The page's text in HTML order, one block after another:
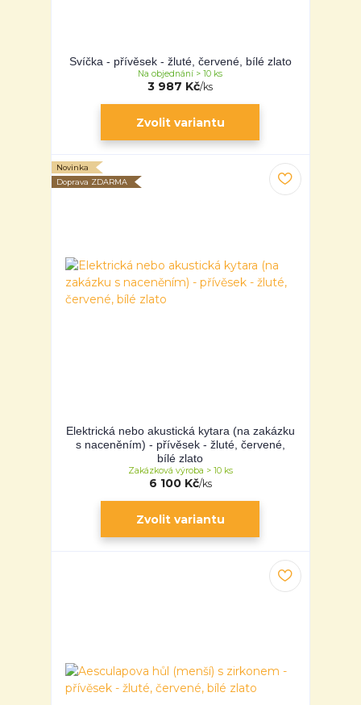
Svíčka - přívěsek - žluté, červené, bílé zlato
3 987 Kč/ks
Na objednání > 10 ks
Zvolit variantu
Novinka
Doprava ZDARMA
Elektrická nebo akustická kytara (na zakázku
s naceněním) - přívěsek - žluté, červené,
bílé zlato
6 100 Kč/ks
Zakázková výroba > 10 ks
Zvolit variantu